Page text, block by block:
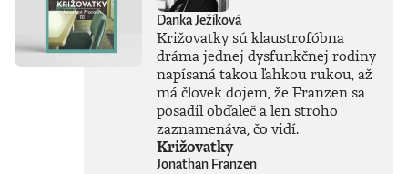
Danka Ježíková
Križovatky sú klaustrofóbna
dráma jednej dysfunkčnej rodiny
napísaná takou ľahkou rukou, až
má človek dojem, že Franzen sa
posadil obďaleč a len stroho
zaznamenáva, čo vidí.
Križovatky
Jonathan Franzen